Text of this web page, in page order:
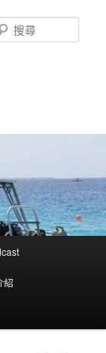
尋
紹